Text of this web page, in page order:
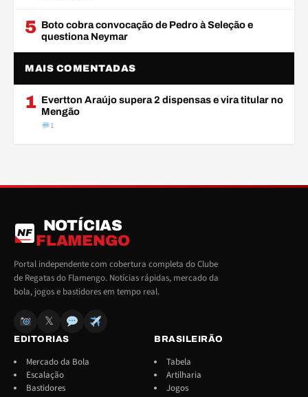
5 Boto cobra convocação de Pedro à Seleção e
questiona Neymar
MAIS COMENTADAS
1 Evertton Araújo supera 2 dispensas e vira titular no
Mengão
1
NF
NOTÍCIAS
FLAMENGO
Portal independente com cobertura completa do Clube
de Regatas do Flamengo. Notícias rápidas, mercado da
bola, jogos e bastidores em tempo real.
𝕏
EDITORIAS
Mercado da Bola
Escalação
Bastidores
BRASILEIRÃO
Tabela
Artilharia
Jogos